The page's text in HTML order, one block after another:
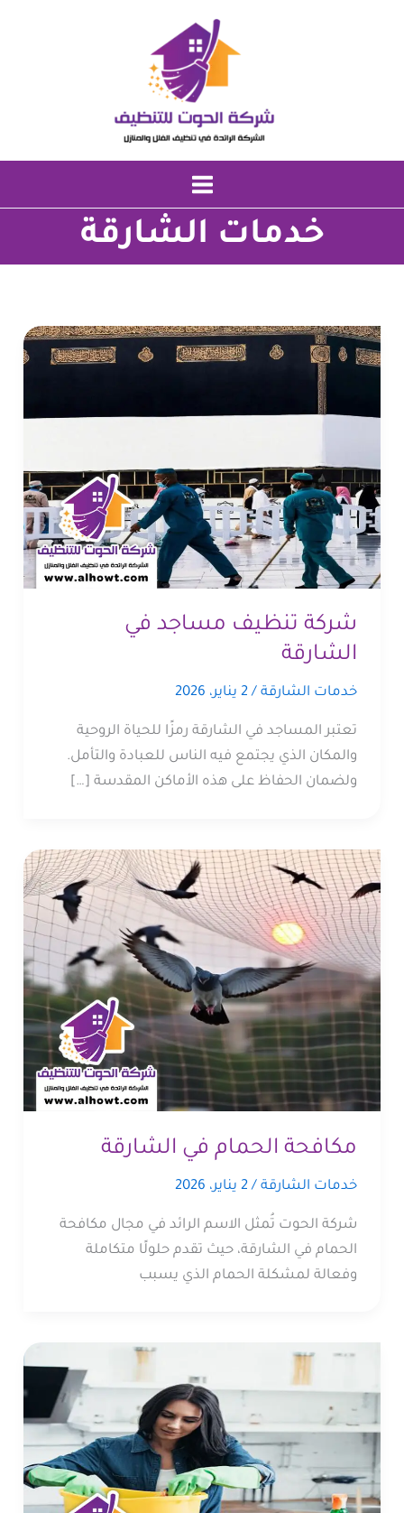
خدمات الشارقة
شركة تنظيف مساجد في
الشارقة
خدمات الشارقة/2 يناير، 2026
تعتبر المساجد في الشارقة رمزًا للحياة الروحية
والمكان الذي يجتمع فيه الناس للعبادة والتأمل.
ولضمان الحفاظ على هذه الأماكن المقدسة […]
مكافحة الحمام في الشارقة
خدمات الشارقة/2 يناير، 2026
شركة الحوت تُمثل الاسم الرائد في مجال مكافحة
الحمام في الشارقة، حيث تقدم حلولًا متكاملة
وفعالة لمشكلة الحمام الذي يسبب